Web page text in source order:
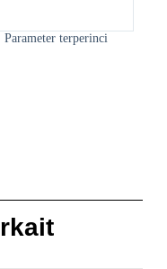
Parameter terperinci